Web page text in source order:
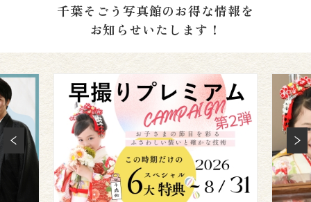
千葉そごう写真館のお得な情報を
お知らせいたします！